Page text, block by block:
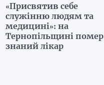
«Присвятив себе
служінню людям та
медицині»: на
Тернопільщині помер
знаний лікар